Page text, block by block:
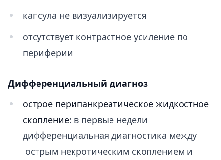
капсула не визуализируется
отсутствует контрастное усиление по
периферии
Дифференциальный диагноз
острое перипанкреатическое жидкостное
скопление: в первые недели
дифференциальная диагностика между
острым некротическим скоплением и